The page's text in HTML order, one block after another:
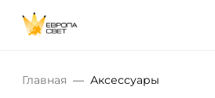
Главная Аксессуары